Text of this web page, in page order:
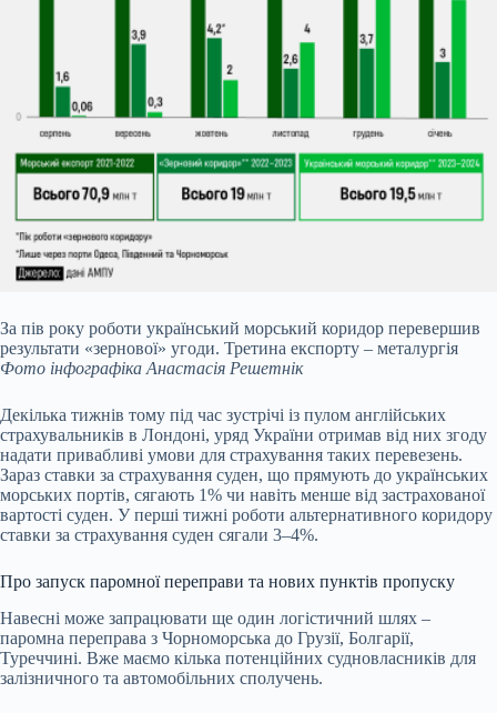
За пів року роботи український морський коридор перевершив
результати «зернової» угоди. Третина експорту – металургія
Фото інфографіка Анастасія Решетнік
Декілька тижнів тому під час зустрічі із пулом англійських
страхувальників в Лондоні, уряд України отримав від них згоду
надати привабливі умови для страхування таких перевезень.
Зараз ставки за страхування суден, що прямують до українських
морських портів, сягають 1% чи навіть менше від застрахованої
вартості суден. У перші тижні роботи альтернативного коридору
ставки за страхування суден сягали 3–4%.
Про запуск паромної переправи та нових пунктів пропуску
Навесні може запрацювати ще один логістичний шлях –
паромна переправа з Чорноморська до Грузії, Болгарії,
Туреччині. Вже маємо кілька потенційних судновласників для
залізничного та автомобільних сполучень.